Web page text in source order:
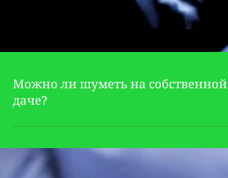
Можно ли шуметь на собственной